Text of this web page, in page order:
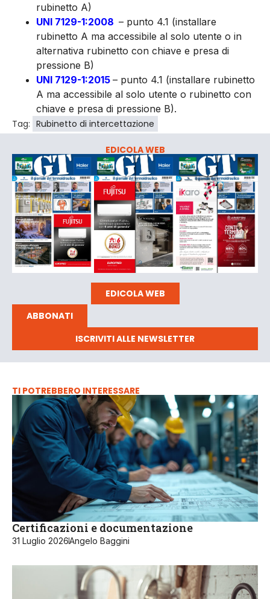
rubinetto A)
UNI 7129-1:2008 – punto 4.1 (installare
rubinetto A ma accessibile al solo utente o in
alternativa rubinetto con chiave e presa di
pressione B)
UNI 7129-1:2015 – punto 4.1 (installare rubinetto
A ma accessibile al solo utente o rubinetto con
chiave e presa di pressione B).
Tag: Rubinetto di intercettazione
EDICOLA WEB
EDICOLA WEB
ABBONATI
ISCRIVITI ALLE NEWSLETTER
TI POTREBBERO INTERESSARE
Certificazioni e documentazione
31 Luglio 2026Angelo Baggini